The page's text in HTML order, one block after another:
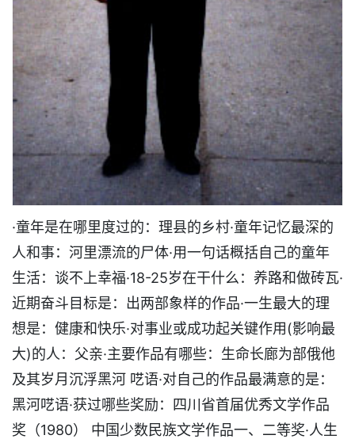
·童年是在哪里度过的：理县的乡村·童年记忆最深的
人和事：河里漂流的尸体·用一句话概括自己的童年
生活：谈不上幸福·18-25岁在干什么：养路和做砖瓦·
近期奋斗目标是：出两部象样的作品·一生最大的理
想是：健康和快乐·对事业或成功起关键作用(影响最
大)的人：父亲·主要作品有哪些：生命长廊为部俄他
及其岁月沉浮黑河 呓语·对自己的作品最满意的是：
黑河呓语·获过哪些奖励：四川省首届优秀文学作品
奖（1980） 中国少数民族文学作品一、二等奖·人生